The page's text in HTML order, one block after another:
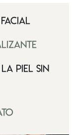
facial
piel sin